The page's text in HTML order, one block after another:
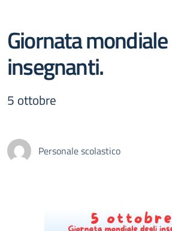
Giornata
insegnanti.
5 ottobre
Personale scolastico